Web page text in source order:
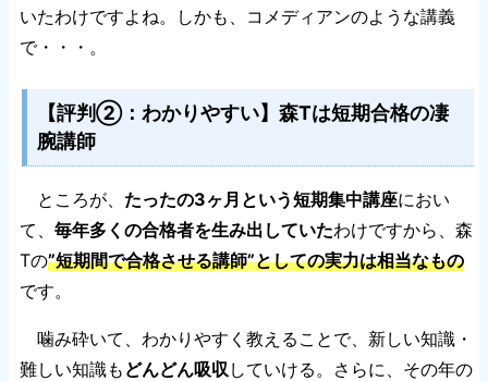
いたわけですよね。しかも、コメディアンのような講義
で・・・。
【評判②：わかりやすい】森Tは短期合格の凄
腕講師
ところが、 たったの3ヶ月という短期集中講座におい
て、 毎年多くの合格者を生み出していたわけですから、森
Tの”短期間で合格させる講師”としての実力は相当なもの
です。
噛み砕いて、わかりやすく教えることで、新しい知識・
難しい知識も どんどん吸収 していける。さらに、その年の